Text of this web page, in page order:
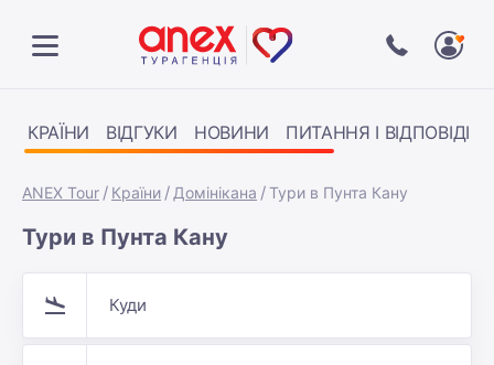
КРАЇНИ ВІДГУКИ НОВИНИ ПИТАННЯ І ВІДПОВІДІ
ANEX Tour Країни Домінікана Тури в Пунта Кану
Тури в Пунта Кану
Куди